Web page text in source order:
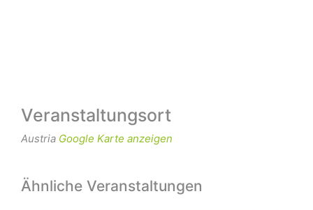
Veranstaltungsort
Austria Google Karte anzeigen
Ähnliche Veranstaltungen